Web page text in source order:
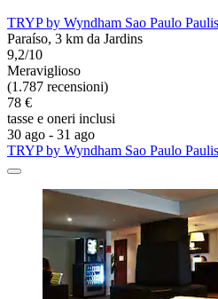
TRYP by Wyndham Sao Paulo
Paraíso, 3 km da Jardins
9,2/10
Meraviglioso
(1.787 recensioni)
78 €
tasse e oneri inclusi
30 ago - 31 ago
TRYP by Wyndham Sao Paulo